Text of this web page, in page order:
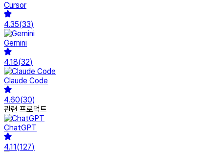
Cursor
4.35(33)
Gemini
4.18(32)
Claude Code
4.60(30)
관련 프로덕트
ChatGPT
4.11(127)